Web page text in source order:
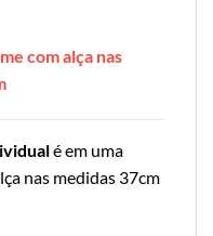
com alça nas
é em uma
nas medidas 37cm